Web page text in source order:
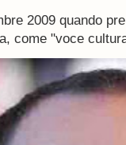
2009 quando
come "voce